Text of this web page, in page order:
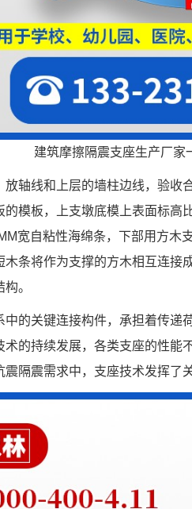
建筑摩擦隔震支座生产厂家
放轴线和上层的墙柱边线，验收
的模板，上支墩底模上表面标高
宽自粘性海绵条，下部用方木
木条将作为支撑的方木相互连接
。
中的关键连接构件，承担着传递
的持续发展，各类支座的性能
隔震需求中，支座技术发挥了